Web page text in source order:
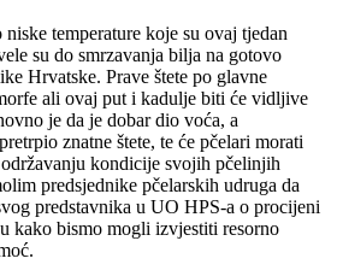
temperature koje su ovaj tjedan
su do smrzavanja bilja na gotovo
Hrvatske. Prave štete po glavne
ali ovaj put i kadulje biti će vidljive
je da je dobar dio voća, a
znatne štete, te će pčelari morati
kondicije svojih pčelinjih
predsjednike pčelarskih udruga da
predstavnika u UO HPS-a o procijeni
kako bismo mogli izvjestiti resorno